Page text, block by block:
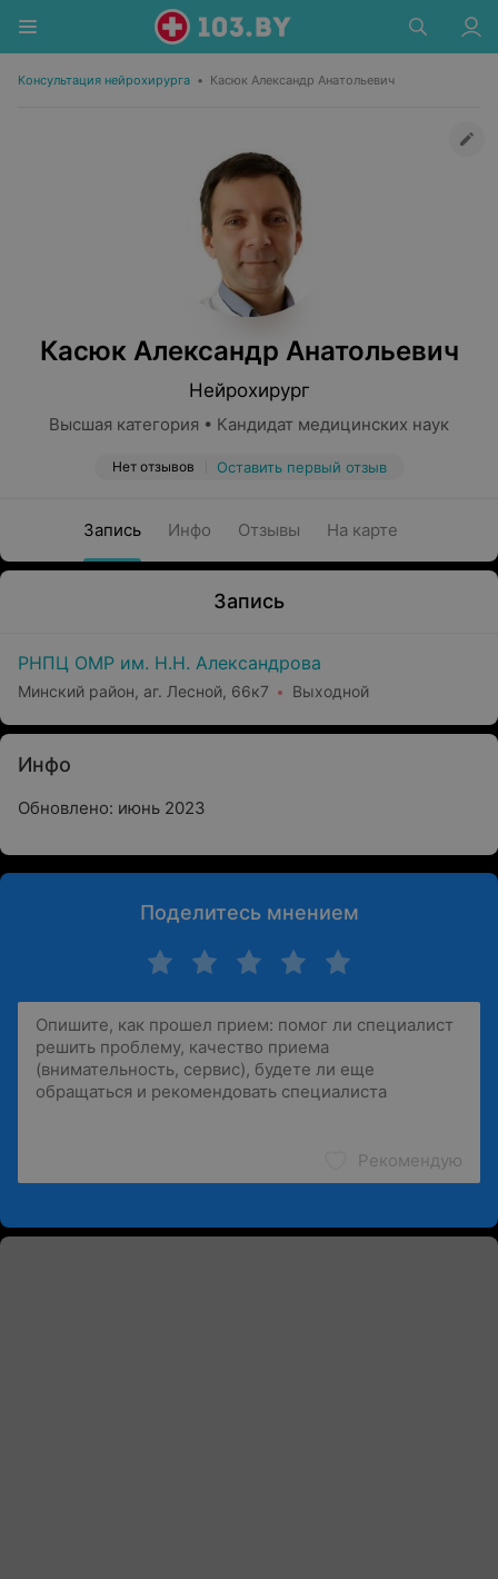
Консультация нейрохирурга • Касюк Александр Анатольевич
Касюк Александр Анатольевич
Нейрохирург
Высшая категория • Кандидат медицинских наук
Нет отзывов Оставить первый отзыв
Запись Инфо Отзывы На карте
Запись
РНПЦ ОМР им. Н.Н. Александрова
Минский район, аг. Лесной, 66к7 Выходной
Инфо
Обновлено: июнь 2023
Поделитесь мнением
Рекомендую